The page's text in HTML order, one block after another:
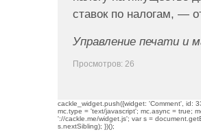
ставок по налогам, —
Управление печати и
Просмотров: 26
cackle_widget.push({widget: 'Comment', id:
mc.type = 'text/javascript'; mc.async = true;
'://cackle.me/widget.js'; var s =
s.nextSibling); })();